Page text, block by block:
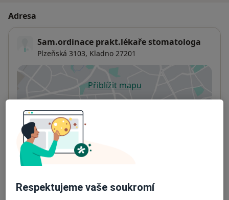
Adresa
Sam.ordinace prakt.lékaře stomatologa
Plzeňská 3103, Kladno 27201
Přiblížit mapuse otevře v nové záložce
Dostupnost
Na této adrese online kalendář není aktivní
Co mám v takové situaci udělat?
Způsoby platby (soukromé návštěvy)
Detaily
Respektujeme vaše soukromí